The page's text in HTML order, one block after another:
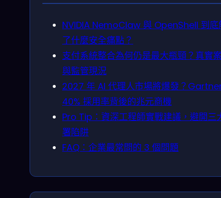
NVIDIA NemoClaw 與 OpenShell 到底
了什麼安全痛點？
支付系統整合為何仍是最大瓶頸？真實
與監管現況
2027 年 AI 代理人市場將爆發？
40% 採用率背後的兆元商機
Pro Tip：資深工程師實戰建議，避開三
署陷阱
FAQ：企業最常問的 3 個問題